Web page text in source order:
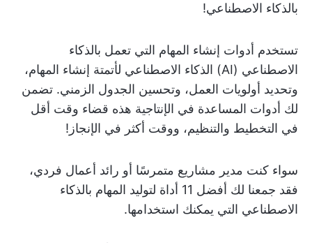
بالذكاء الاصطناعي!
تستخدم أدوات إنشاء المهام التي تعمل بالذكاء
الاصطناعي (AI) الذكاء الاصطناعي لأتمتة إنشاء المهام،
وتحديد أولويات العمل، وتحسين الجدول الزمني. تضمن
لك أدوات المساعدة في الإنتاجية هذه قضاء وقت أقل
في التخطيط والتنظيم، ووقت أكثر في الإنجاز!
سواء كنت مدير مشاريع متمرسًا أو رائد أعمال فردي،
فقد جمعنا لك أفضل 11 أداة لتوليد المهام بالذكاء
الاصطناعي التي يمكنك استخدامها.